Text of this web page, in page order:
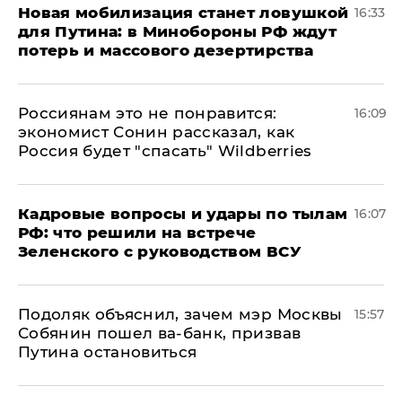
​Новая мобилизация станет ловушкой
для Путина: в Минобороны РФ ждут
потерь и массового дезертирства
16:33
Россиянам это не понравится:
экономист Сонин рассказал, как
Россия будет "спасать" Wildberries
16:09
Кадровые вопросы и удары по тылам
РФ: что решили на встрече
Зеленского с руководством ВСУ
16:07
Подоляк объяснил, зачем мэр Москвы
Собянин пошел ва-банк, призвав
Путина остановиться
15:57